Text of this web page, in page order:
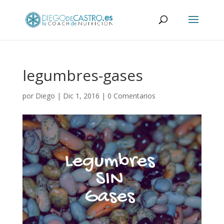
legumbres-gases
por Diego | Dic 1, 2016 | 0 Comentarios